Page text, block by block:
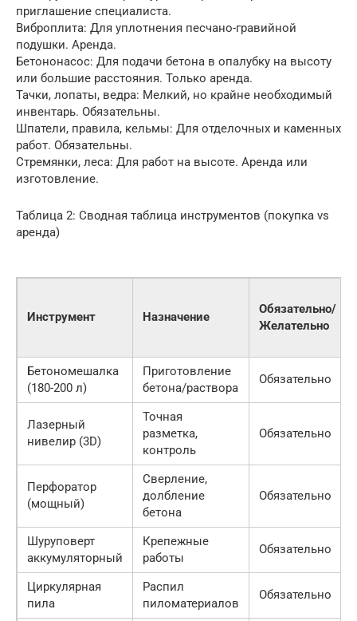
приглашение специалиста.
Виброплита: Для уплотнения песчано-гравийной
подушки. Аренда.
Бетононасос: Для подачи бетона в опалубку на высоту
или большие расстояния. Только аренда.
Тачки, лопаты, ведра: Мелкий, но крайне необходимый
инвентарь. Обязательны.
Шпатели, правила, кельмы: Для отделочных и каменных
работ. Обязательны.
Стремянки, леса: Для работ на высоте. Аренда или
изготовление.
Таблица 2: Сводная таблица инструментов (покупка vs
аренда)
Инструмент Назначение
Обязательно/
Желательно
Бетономешалка
(180-200 л)
Приготовление
бетона/раствора
Обязательно
Лазерный
нивелир (3D)
Точная
разметка,
контроль
Обязательно
Перфоратор
(мощный)
Сверление,
долбление
бетона
Обязательно
Шуруповерт
аккумуляторный
Крепежные
работы
Обязательно
Циркулярная
пила
Распил
пиломатериалов
Обязательно